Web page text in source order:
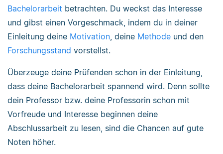
Bachelorarbeit betrachten. Du weckst das Interesse
und gibst einen Vorgeschmack, indem du in deiner
Einleitung deine Motivation , deine Methode und den
Forschungsstand vorstellst.
Überzeuge deine Prüfenden schon in der Einleitung,
dass deine Bachelorarbeit spannend wird. Denn sollte
dein Professor bzw. deine Professorin schon mit
Vorfreude und Interesse beginnen deine
Abschlussarbeit zu lesen, sind die Chancen auf gute
Noten höher.